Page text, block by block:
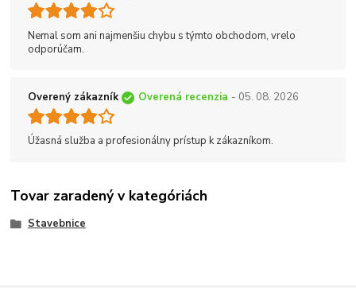
Nemal som ani najmenšiu chybu s týmto obchodom, vrelo
odporúčam.
Overený zákazník Overená recenzia - 05. 08. 2026
Úžasná služba a profesionálny prístup k zákazníkom.
Tovar zaradený v kategóriách
Stavebnice